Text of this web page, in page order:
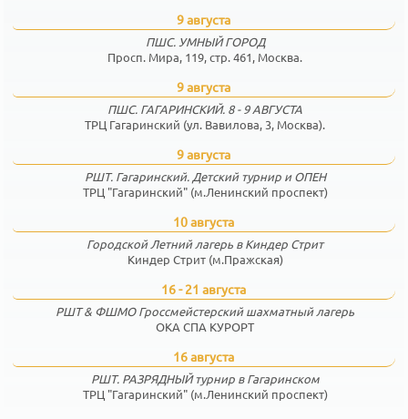
9 августа
ПШС. УМНЫЙ ГОРОД
Просп. Мира, 119, стр. 461, Москва.
9 августа
ПШС. ГАГАРИНСКИЙ. 8 - 9 АВГУСТА
ТРЦ Гагаринский (ул. Вавилова, 3, Москва).
9 августа
РШТ. Гагаринский. Детский турнир и ОПЕН
ТРЦ "Гагаринский" (м.Ленинский проспект)
10 августа
Городской Летний лагерь в Киндер Стрит
Киндер Стрит (м.Пражская)
16 - 21 августа
РШТ & ФШМО Гроссмейстерский шахматный лагерь
ОКА СПА КУРОРТ
16 августа
РШТ. РАЗРЯДНЫЙ турнир в Гагаринском
ТРЦ "Гагаринский" (м.Ленинский проспект)